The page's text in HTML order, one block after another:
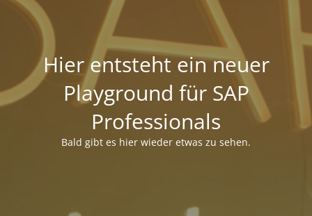
Hier entsteht ein neuer
Playground für SAP
Professionals
Bald gibt es hier wieder etwas zu sehen.